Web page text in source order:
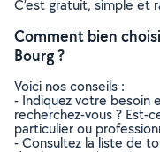
C’est gratuit, simple et
Comment bien
Bourg ?
Voici nos conseils :
- Indiquez votre besoin
recherchez-vous ? Est-
particulier ou
- Consultez la liste de